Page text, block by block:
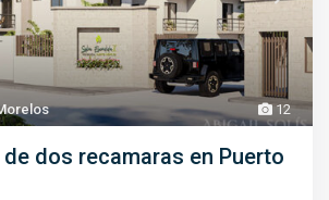
12
dos recamaras en Puerto